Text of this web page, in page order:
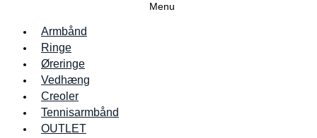
Menu
Armbånd
Ringe
Øreringe
Vedhæng
Creoler
Tennisarmbånd
OUTLET